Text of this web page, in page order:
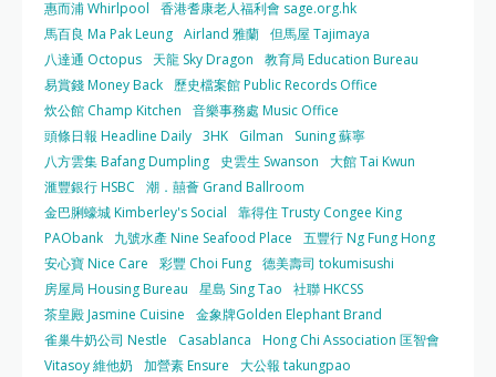
惠而浦 Whirlpool
香港耆康老人福利會 sage.org.hk
馬百良 Ma Pak Leung Airland 雅蘭 但馬屋 Tajimaya
八達通 Octopus
天龍 Sky Dragon
教育局 Education Bureau
易賞錢 Money Back
歷史檔案館 Public Records Office
炊公館 Champ Kitchen
音樂事務處 Music Office
頭條日報 Headline Daily 3HK Gilman
Suning 蘇寧
八方雲集 Bafang Dumpling
史雲生 Swanson
大館 Tai Kwun
滙豐銀行 HSBC
潮．囍薈 Grand Ballroom
金巴脷蠔城 Kimberley's Social
靠得住 Trusty Congee King
PAObank
九號水產 Nine Seafood Place
五豐行 Ng Fung Hong
安心寶 Nice Care
彩豐 Choi Fung 德美壽司 tokumisushi
房屋局 Housing Bureau
星島 Sing Tao
社聯 HKCSS
茶皇殿 Jasmine Cuisine
金象牌Golden Elephant Brand
雀巢牛奶公司 Nestle
Casablanca
Hong Chi Association 匡智會
Vitasoy 維他奶
加營素 Ensure
大公報 takungpao